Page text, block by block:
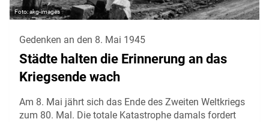
akg-images
Gedenken an den 8. Mai 1945
Städte halten die Erinnerung an das
Kriegsende wach
Am 8. Mai jährt sich das Ende des Zweiten Weltkriegs
zum 80. Mal. Die totale Katastrophe damals fordert